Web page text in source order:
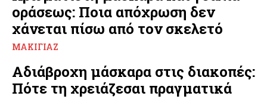
οράσεως: Ποια απόχρωση δεν
χάνεται πίσω από τον σκελετό
ΜΑΚΙΓΙΆΖ
Αδιάβροχη μάσκαρα στις διακοπές:
Πότε τη χρειάζεσαι πραγματικά